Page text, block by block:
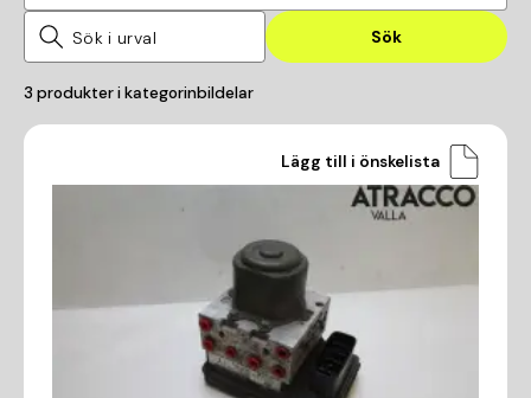
Sök
3 produkter i kategorinbildelar
Lägg till i önskelista